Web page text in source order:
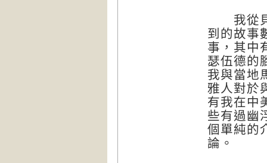
我從貝
到的故事
事，其中
瑟伍德的
我與當地
雅人對於
有我在中
些有過幽
個單純的
論。